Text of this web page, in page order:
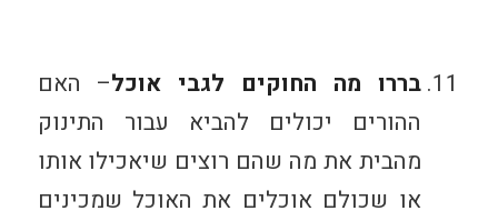
בררו מה החוקים לגבי אוכל– האם
ההורים יכולים להביא עבור התינוק
מהבית את מה שהם רוצים שיאכילו אותו
או שכולם אוכלים את האוכל שמכינים